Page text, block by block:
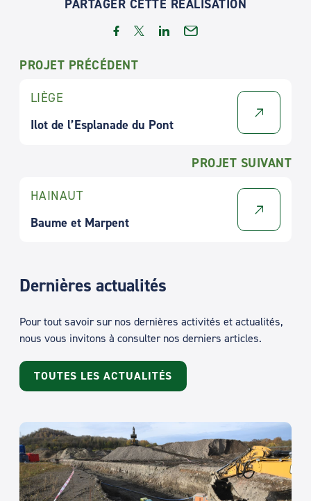
PARTAGER CETTE RÉALISATION
PROJET PRÉCÉDENT
LIÈGE
Ilot de l’Esplanade du Pont
PROJET SUIVANT
HAINAUT
Baume et Marpent
Dernières actualités
Pour tout savoir sur nos dernières activités et actualités,
nous vous invitons à consulter nos derniers articles.
TOUTES LES ACTUALITÉS